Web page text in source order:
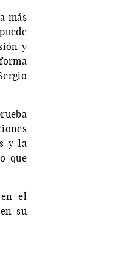
más
y
y la
que
en el
su